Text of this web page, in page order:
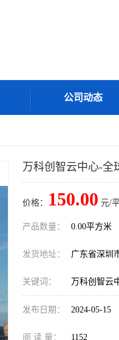
公司动态
万科创智云中心-全
价格： 150.00 元/
产品数量： 0.00平方米
发货地址： 广东省深圳
关键词： 万科创智云
发布日期： 2024-05-15
阅 读 量： 1152